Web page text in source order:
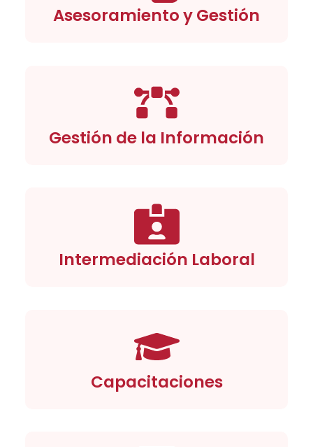
Asesoramiento y Gestión
Gestión de la Información
Intermediación Laboral
Capacitaciones